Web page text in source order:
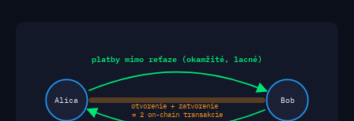
Alica Bob
platby mimo reťaze (okamžité, lacné)
otvorenie + zatvorenie
= 2 on-chain transakcie